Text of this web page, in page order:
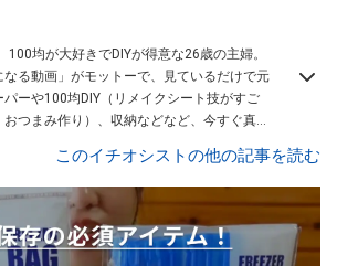
100均が大好きでDIYが得意な26歳の主婦。
なる動画」がモットーで、見ているだけで元
ーや100均DIY（リメイクシート技がすご
つまみ作り）、収納などなど、今すぐ真似
このイチオシストの他の記事を読む